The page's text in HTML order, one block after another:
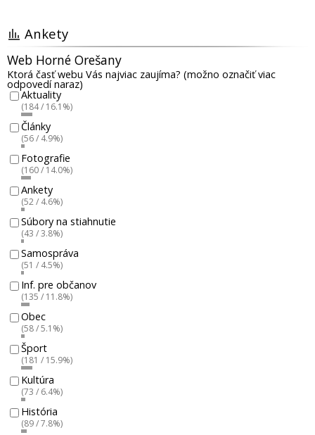
Ankety
Web Horné Orešany
Ktorá časť webu Vás najviac zaujíma? (možno označiť viac
odpovedí naraz)
Aktuality
(184 / 16.1%)
Články
(56 / 4.9%)
Fotografie
(160 / 14.0%)
Ankety
(52 / 4.6%)
Súbory na stiahnutie
(43 / 3.8%)
Samospráva
(51 / 4.5%)
Inf. pre občanov
(135 / 11.8%)
Obec
(58 / 5.1%)
Šport
(181 / 15.9%)
Kultúra
(73 / 6.4%)
História
(89 / 7.8%)